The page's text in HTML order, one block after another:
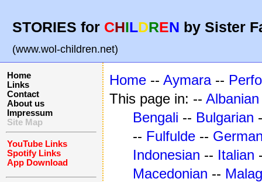
STORIES for CHILDREN by Sister
(www.wol-children.net)
Home
Links
Contact
About us
Impressum
Site Map
YouTube Links
Spotify Links
App Download
Home -- Aymara--
This page in: -- Albanian
Bengali -- Bulgarian
-- Fulfulde --
Indonesian -- Italian
Macedonian --